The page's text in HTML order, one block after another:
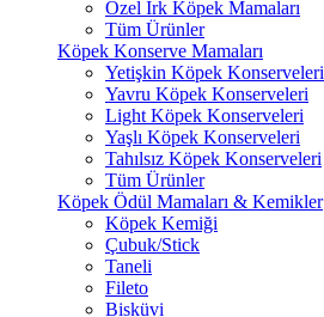
Özel Irk Köpek Mamaları
Tüm Ürünler
Köpek Konserve Mamaları
Yetişkin Köpek Konserveleri
Yavru Köpek Konserveleri
Light Köpek Konserveleri
Yaşlı Köpek Konserveleri
Tahılsız Köpek Konserveleri
Tüm Ürünler
Köpek Ödül Mamaları & Kemikler
Köpek Kemiği
Çubuk/Stick
Taneli
Fileto
Bisküvi